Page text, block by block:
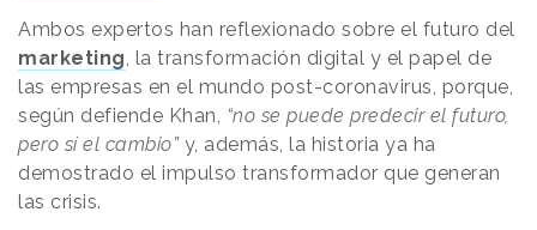
Ambos expertos han reflexionado sobre el futuro del
marketing, la transformación digital y el papel de
las empresas en el mundo post-coronavirus, porque,
según defiende Khan, “no se puede predecir el futuro,
pero sí el cambio” y, además, la historia ya ha
demostrado el impulso transformador que generan
las crisis.